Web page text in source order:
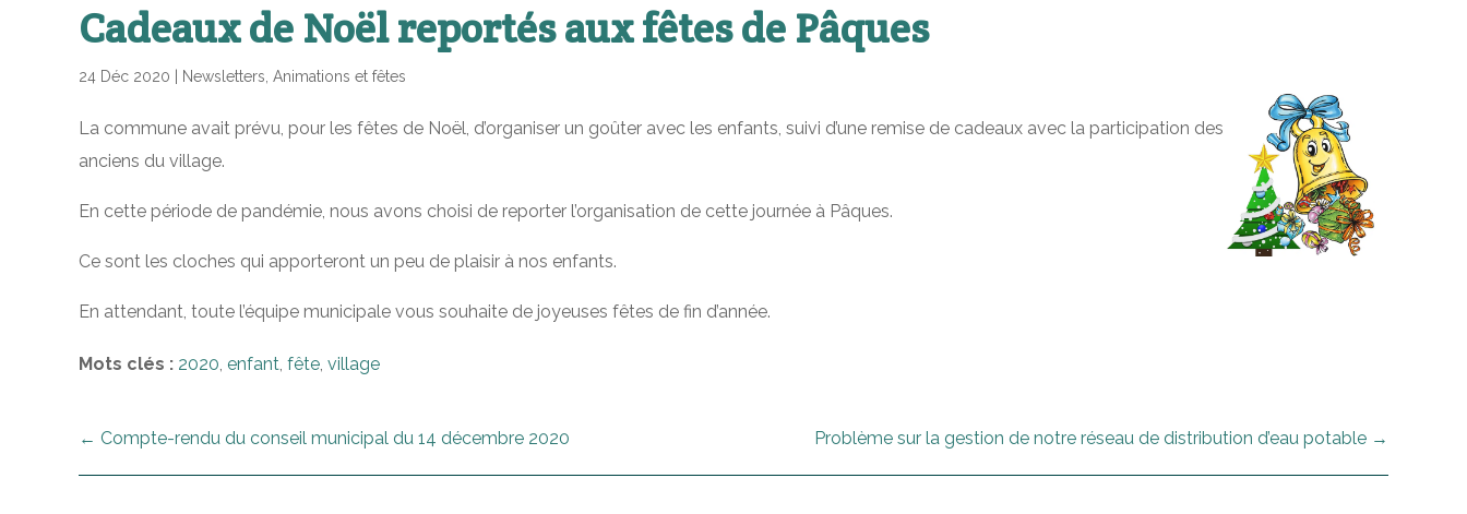
Cadeaux de Noël reportés aux fêtes de Pâques
24 Déc 2020 Newsletters Animations et fêtes
La commune avait prévu, pour les fêtes de Noël, d’organiser un goûter avec les enfants, suivi d’une remise de cadeaux avec la participation des
anciens du village.
En cette période de pandémie, nous avons choisi de reporter l’organisation de cette journée à Pâques.
Ce sont les cloches qui apporteront un peu de plaisir à nos enfants.
En attendant, toute l’équipe municipale vous souhaite de joyeuses fêtes de fin d’année.
Mots clés : 2020, enfant, fête, village
← Compte-rendu du conseil municipal du 14 décembre 2020 Problème sur la gestion de notre réseau de distribution d’eau potable →